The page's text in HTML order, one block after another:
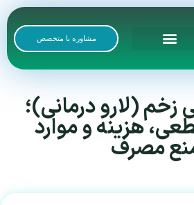
مشاوره با متخصص
(لارو درمانی)؛
هزینه و موارد
مصرف